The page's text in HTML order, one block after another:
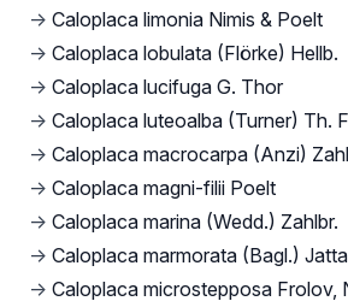
→ Caloplaca limonia Nimis & Poelt
→ Caloplaca lobulata (Flörke) Hellb.
→ Caloplaca lucifuga G. Thor
→ Caloplaca luteoalba (Turner) Th.
→ Caloplaca macrocarpa (Anzi)
→ Caloplaca magni-filii Poelt
→ Caloplaca marina (Wedd.) Zahlbr.
→ Caloplaca marmorata (Bagl.) Jatta
→ Caloplaca microstepposa Frolov,